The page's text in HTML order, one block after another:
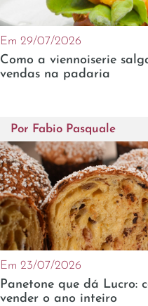
Em 29/07/2026
Como a viennoiserie
vendas na padaria
Por Fabio Pasquale
Em 23/07/2026
Panetone que dá Lucro:
vender o ano inteiro